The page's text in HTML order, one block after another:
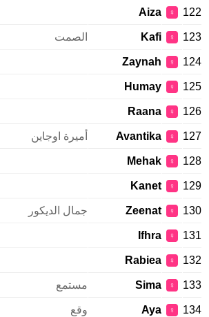
122
♀
Aiza
123
♀
Kafi الصمت
124
♀
Zaynah
125
♀
Humay
126
♀
Raana
127
♀
Avantika أميرة اوجاين
128
♀
Mehak
129
♀
Kanet
130
♀
Zeenat جمال الديكور
131
♀
Ifhra
132
♀
Rabiea
133
♀
Sima مستمع
134
♀
Aya وقع